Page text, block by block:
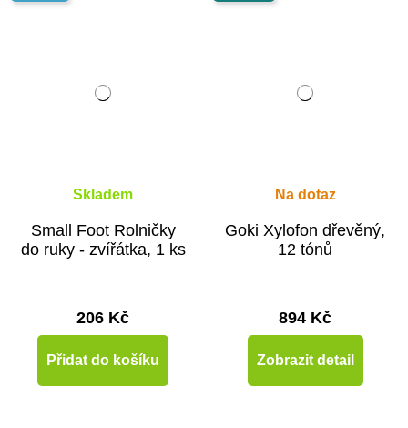
Skladem
Small Foot Rolničky
do ruky - zvířátka, 1 ks
206 Kč
Přidat do košíku
Na dotaz
Goki Xylofon dřevěný,
12 tónů
894 Kč
Zobrazit detail